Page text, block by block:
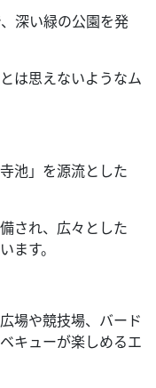
深い緑の公園を発
は思えないようなム
池」を源流とした
され、広々とした
ます。
場や競技場、バード
キューが楽しめるエ